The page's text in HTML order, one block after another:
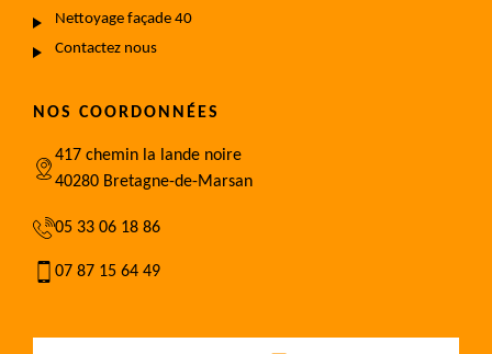
Nettoyage façade 40
Contactez nous
NOS COORDONNÉES
417 chemin la lande noire
40280 Bretagne-de-Marsan
05 33 06 18 86
07 87 15 64 49